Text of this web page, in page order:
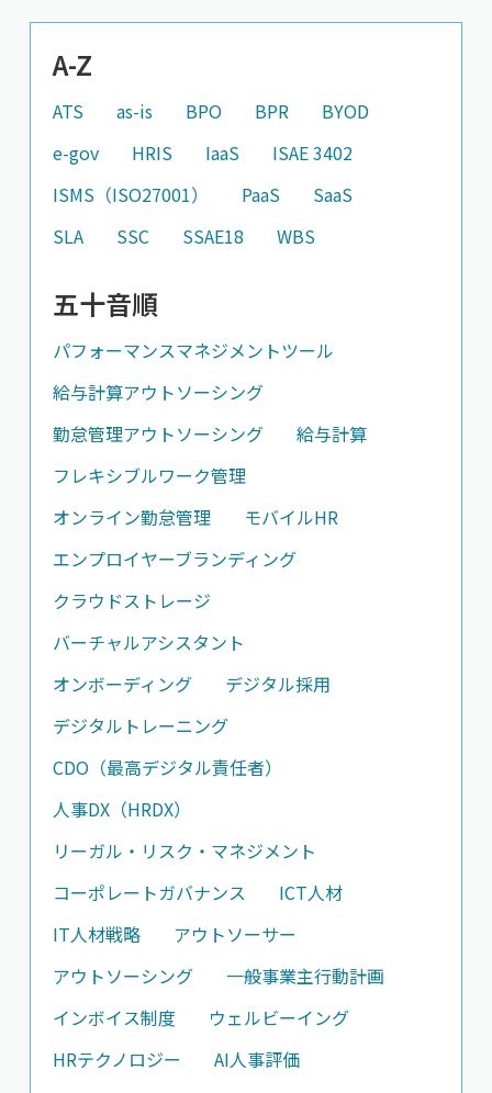
A-Z
ATS as-is BPO BPR
BYOD
e-gov
HRIS IaaS
ISAE 3402
ISMS（ISO27001）
PaaS
SaaS
SLA
SSC SSAE18 WBS
五十音順
パフォーマンスマネジメントツール
給与計算アウトソーシング
勤怠管理アウトソーシング
給与計算
フレキシブルワーク管理
オンライン勤怠管理
モバイルHR
エンプロイヤーブランディング
クラウドストレージ
バーチャルアシスタント
オンボーディング
デジタル採用
デジタルトレーニング
CDO（最高デジタル責任者）
人事DX（HRDX）
リーガル・リスク・マネジメント
コーポレートガバナンス
ICT人材
IT人材戦略
アウトソーサー
アウトソーシング
一般事業主行動計画
インボイス制度
ウェルビーイング
HRテクノロジー
AI人事評価